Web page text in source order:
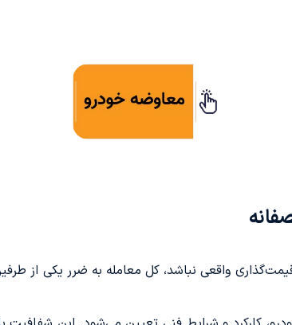
واقعی نباشد، کل معامله به ضرر یکی از